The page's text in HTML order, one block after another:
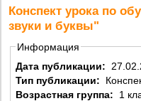
Конспект урока по
звуки и буквы"
Информация
Дата публикации:
Тип публикации:
Возрастная группа:
1